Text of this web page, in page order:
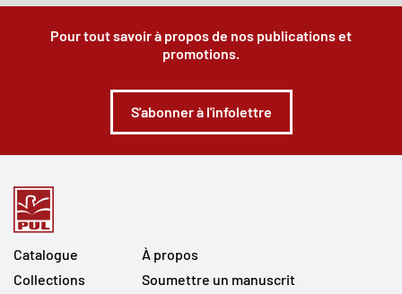
Pour tout savoir à propos de nos publications et
promotions.
S'abonner à l'infolettre
Catalogue
Collections
À propos
Soumettre un manuscrit